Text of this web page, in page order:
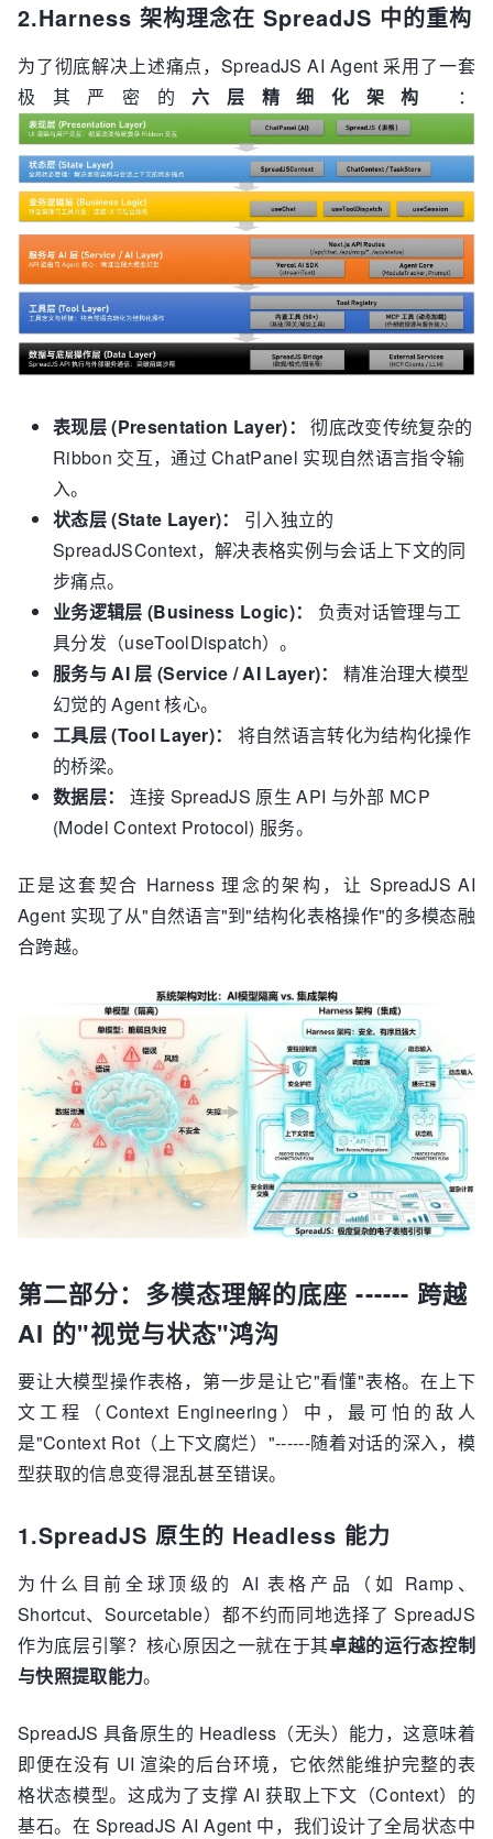
2.Harness 架构理念在 SpreadJS 中的重构
为了彻底解决上述痛点，SpreadJS AI Agent 采用了一套
极其严密的 六层精细化架构 ：
表现层 (Presentation Layer)：
彻底改变传统复杂的
Ribbon 交互，通过 ChatPanel 实现自然语言指令输
入。
状态层 (State Layer)：
引入独立的
SpreadJSContext，解决表格实例与会话上下文的同
步痛点。
业务逻辑层 (Business Logic)：
负责对话管理与工
具分发（useToolDispatch）。
服务与 AI 层 (Service / AI Layer)：
精准治理大模型
幻觉的 Agent 核心。
工具层 (Tool Layer)：
将自然语言转化为结构化操作
的桥梁。
数据层：
连接 SpreadJS 原生 API 与外部 MCP
(Model Context Protocol) 服务。
正是这套契合 Harness 理念的架构，让 SpreadJS AI
Agent 实现了从"自然语言"到"结构化表格操作"的多模态融
合跨越。
第二部分：多模态理解的底座 ------ 跨越
AI 的"视觉与状态"鸿沟
要让大模型操作表格，第一步是让它"看懂"表格。在上下
文工程（Context Engineering）中，最可怕的敌人
是"Context Rot（上下文腐烂）"------随着对话的深入，模
型获取的信息变得混乱甚至错误。
1.SpreadJS 原生的 Headless 能力
为什么目前全球顶级的 AI 表格产品（如 Ramp、
Shortcut、Sourcetable）都不约而同地选择了 SpreadJS
作为底层引擎？核心原因之一就在于其卓越的运行态控制
与快照提取能力。
SpreadJS 具备原生的 Headless（无头）能力，这意味着
即便在没有 UI 渲染的后台环境，它依然能维护完整的表
格状态模型。这成为了支撑 AI 获取上下文（Context）的
基石。在 SpreadJS AI Agent 中，我们设计了全局状态中